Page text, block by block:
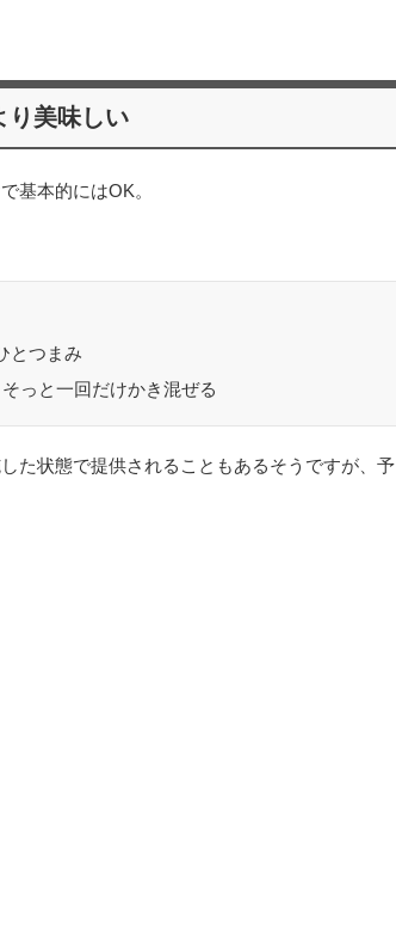
り美味しい
基本的にはOK。
とつまみ
っと一回だけかき混ぜる
た状態で提供されることもあるそうですが、予